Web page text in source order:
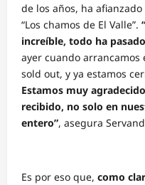
de los años, ha
“Los chamos de El Valle”.
increíble, todo ha
ayer cuando arrancamos
sold out, y ya estamos
Estamos muy
recibido, no solo en
entero”, asegura
Es por eso que, como